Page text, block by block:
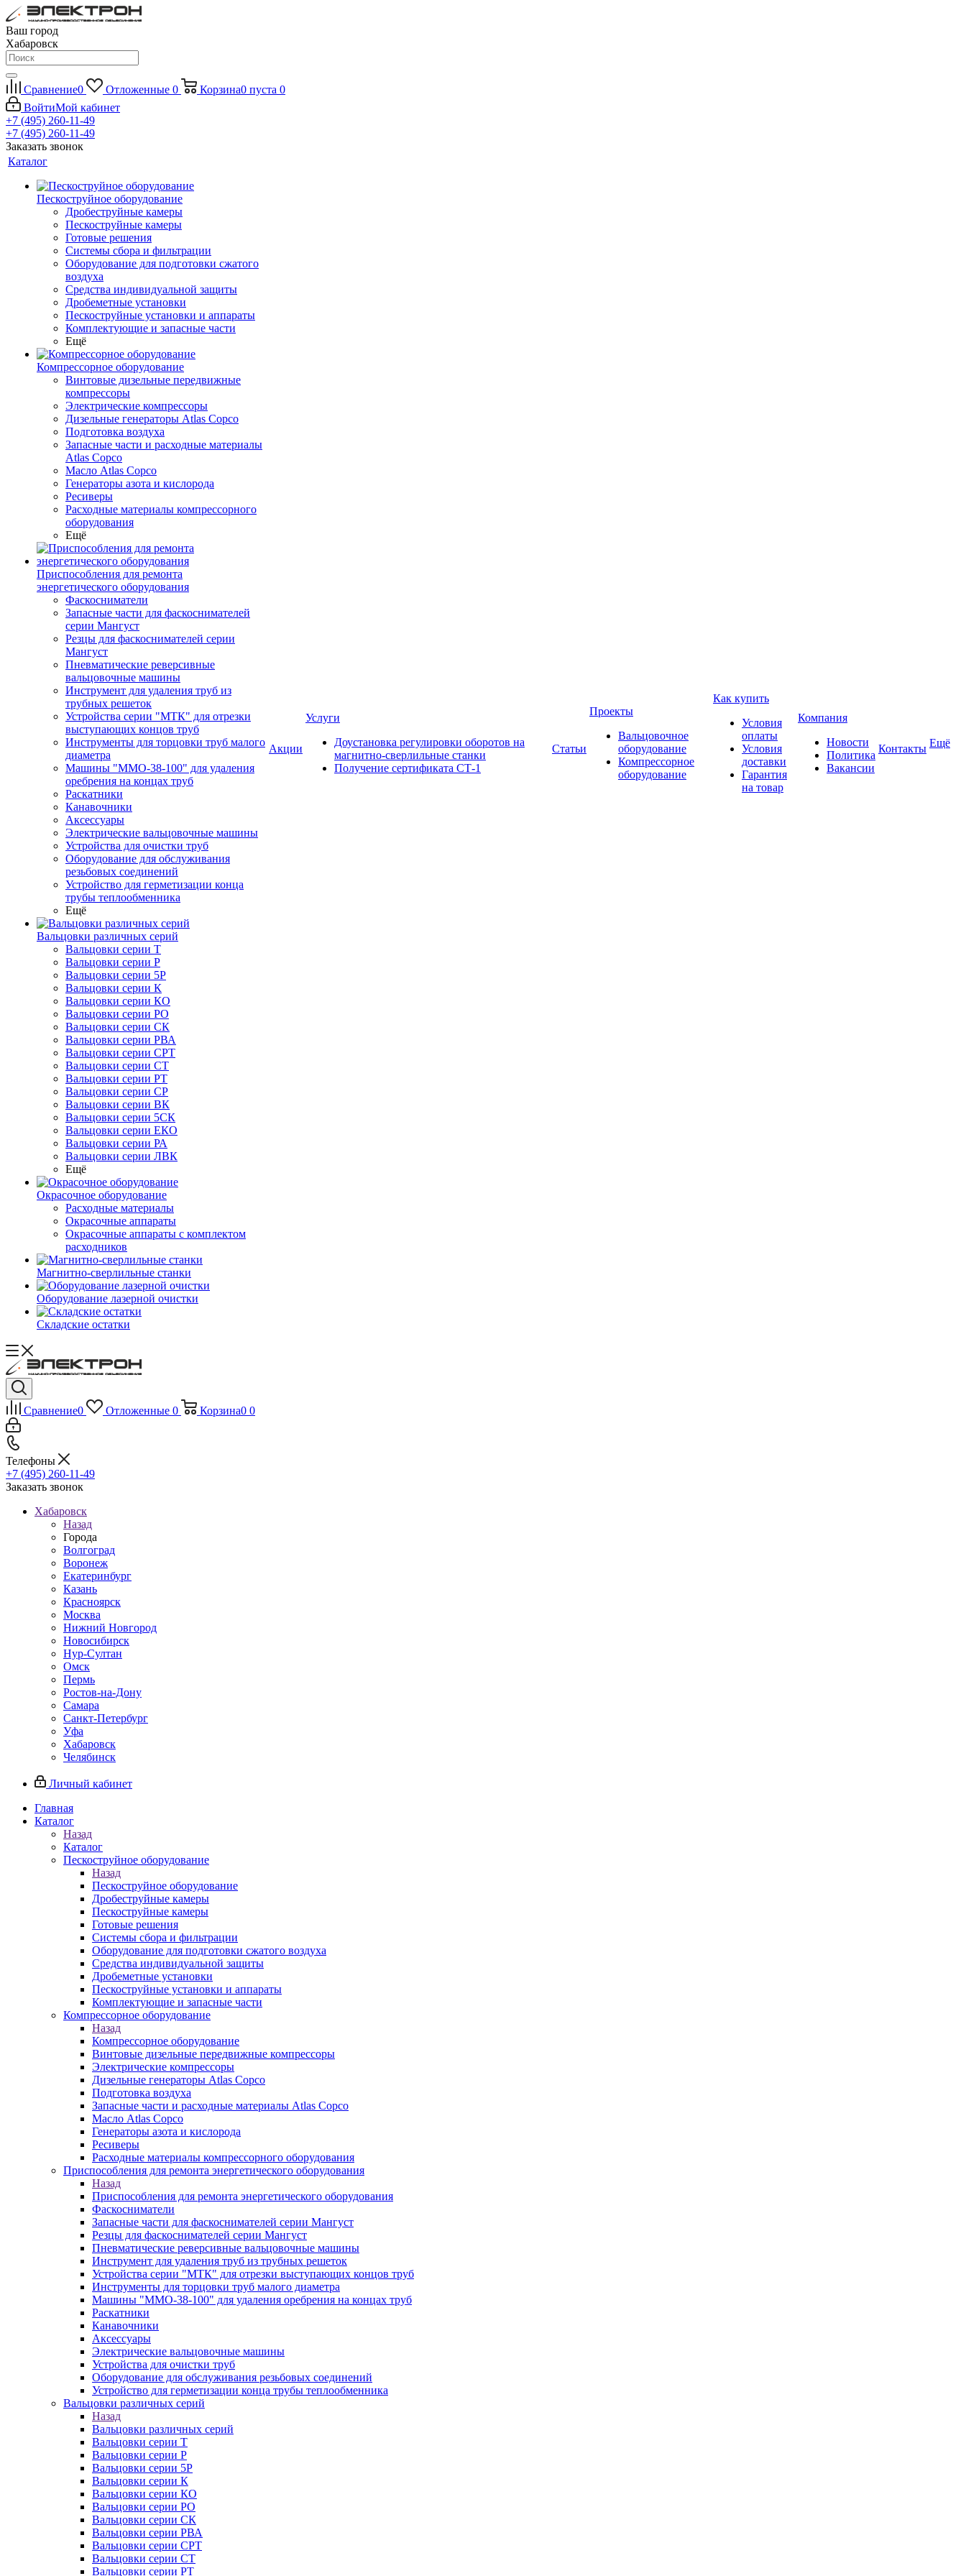
Ваш город
Хабаровск
Сравнение0 Отложенные 0 Корзина0 пуста 0
ВойтиМой кабинет
+7 (495) 260-11-49
+7 (495) 260-11-49
Заказать звонок
Каталог
Пескоструйное оборудование
Дробеструйные камеры
Пескоструйные камеры
Готовые решения
Системы сбора и фильтрации
Оборудование для подготовки сжатого
воздуха
Средства индивидуальной защиты
Дробеметные установки
Пескоструйные установки и аппараты
Комплектующие и запасные части
Ещё
Компрессорное оборудование
Винтовые дизельные передвижные
компрессоры
Электрические компрессоры
Дизельные генераторы Atlas Copco
Подготовка воздуха
Запасные части и расходные материалы
Atlas Copco
Масло Atlas Copco
Генераторы азота и кислорода
Ресиверы
Расходные материалы компрессорного
оборудования
Ещё
Приспособления для ремонта
энергетического оборудования
Фаскосниматели
Запасные части для фаскоснимателей
серии Мангуст
Резцы для фаскоснимателей серии
Мангуст
Пневматические реверсивные
вальцовочные машины
Инструмент для удаления труб из
трубных решеток
Устройства серии "МТК" для отрезки
выступающих концов труб
Инструменты для торцовки труб малого
диаметра
Машины "ММО-38-100" для удаления
оребрения на концах труб
Раскатники
Канавочники
Аксессуары
Электрические вальцовочные машины
Устройства для очистки труб
Оборудование для обслуживания
резьбовых соединений
Устройство для герметизации конца
трубы теплообменника
Ещё
Вальцовки различных серий
Вальцовки серии Т
Вальцовки серии Р
Вальцовки серии 5Р
Вальцовки серии К
Вальцовки серии КО
Вальцовки серии РО
Вальцовки серии СК
Вальцовки серии РВА
Вальцовки серии СРТ
Вальцовки серии СТ
Вальцовки серии РТ
Вальцовки серии СР
Вальцовки серии ВК
Вальцовки серии 5СК
Вальцовки серии ЕКО
Вальцовки серии РА
Вальцовки серии ЛВК
Ещё
Окрасочное оборудование
Расходные материалы
Окрасочные аппараты
Окрасочные аппараты с комплектом
расходников
Магнитно-сверлильные станки
Оборудование лазерной очистки
Складские остатки
Акции
Услуги
Доустановка регулировки оборотов на
магнитно-сверлильные станки
Получение сертификата СТ-1
Статьи
Проекты
Вальцовочное
оборудование
Компрессорное
оборудование
Как купить
Условия
оплаты
Условия
доставки
Гарантия
на товар
Компания
Новости
Политика
Вакансии
Контакты Ещё
Сравнение0 Отложенные 0 Корзина0 0
Телефоны
+7 (495) 260-11-49
Заказать звонок
Хабаровск
Назад
Города
Волгоград
Воронеж
Екатеринбург
Казань
Красноярск
Москва
Нижний Новгород
Новосибирск
Нур-Султан
Омск
Пермь
Ростов-на-Дону
Самара
Санкт-Петербург
Уфа
Хабаровск
Челябинск
Личный кабинет
Главная
Каталог
Назад
Каталог
Пескоструйное оборудование
Назад
Пескоструйное оборудование
Дробеструйные камеры
Пескоструйные камеры
Готовые решения
Системы сбора и фильтрации
Оборудование для подготовки сжатого воздуха
Средства индивидуальной защиты
Дробеметные установки
Пескоструйные установки и аппараты
Комплектующие и запасные части
Компрессорное оборудование
Назад
Компрессорное оборудование
Винтовые дизельные передвижные компрессоры
Электрические компрессоры
Дизельные генераторы Atlas Copco
Подготовка воздуха
Запасные части и расходные материалы Atlas Copco
Масло Atlas Copco
Генераторы азота и кислорода
Ресиверы
Расходные материалы компрессорного оборудования
Приспособления для ремонта энергетического оборудования
Назад
Приспособления для ремонта энергетического оборудования
Фаскосниматели
Запасные части для фаскоснимателей серии Мангуст
Резцы для фаскоснимателей серии Мангуст
Пневматические реверсивные вальцовочные машины
Инструмент для удаления труб из трубных решеток
Устройства серии "МТК" для отрезки выступающих концов труб
Инструменты для торцовки труб малого диаметра
Машины "ММО-38-100" для удаления оребрения на концах труб
Раскатники
Канавочники
Аксессуары
Электрические вальцовочные машины
Устройства для очистки труб
Оборудование для обслуживания резьбовых соединений
Устройство для герметизации конца трубы теплообменника
Вальцовки различных серий
Назад
Вальцовки различных серий
Вальцовки серии Т
Вальцовки серии Р
Вальцовки серии 5Р
Вальцовки серии К
Вальцовки серии КО
Вальцовки серии РО
Вальцовки серии СК
Вальцовки серии РВА
Вальцовки серии СРТ
Вальцовки серии СТ
Вальцовки серии РТ